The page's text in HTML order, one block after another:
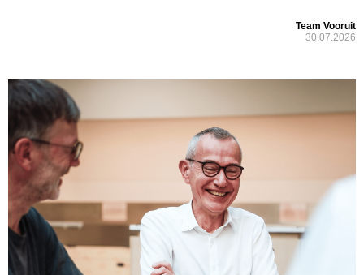
Team Vooruit
30.07.2026